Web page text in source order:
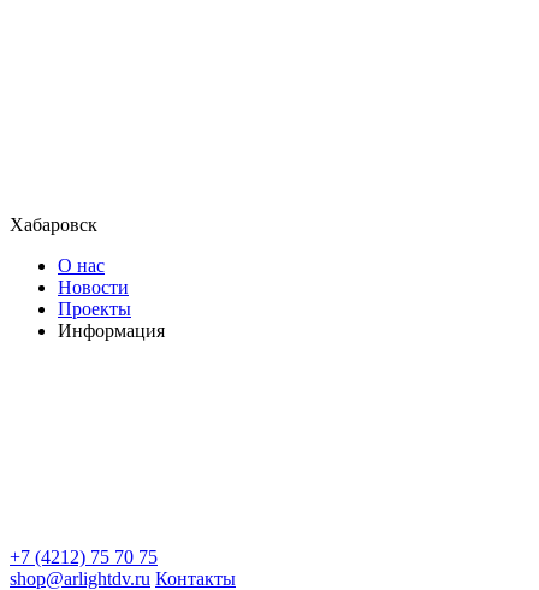
Хабаровск
О нас
Новости
Проекты
Информация
+7 (4212) 75 70 75
shop@arlightdv.ru Контакты